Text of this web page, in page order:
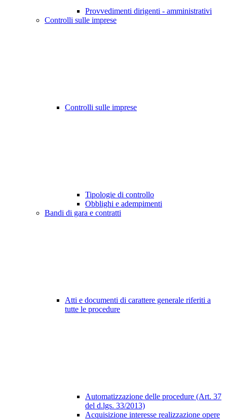
Provvedimenti dirigenti - amministrativi
Controlli sulle imprese
Controlli sulle imprese
Tipologie di controllo
Obblighi e adempimenti
Bandi di gara e contratti
Atti e documenti di carattere generale riferiti a
tutte le procedure
Automatizzazione delle procedure (Art. 37
del d.lgs. 33/2013)
Acquisizione interesse realizzazione opere